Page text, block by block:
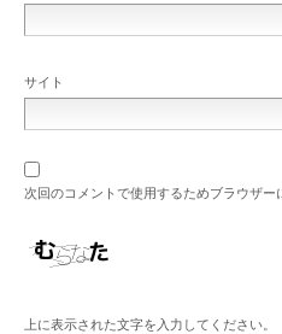
サイト
次回のコメントで使用するためブラウザ
上に表示された文字を入力してください。